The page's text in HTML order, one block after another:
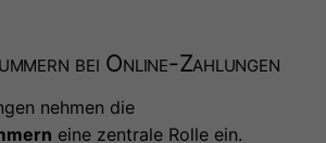
bei Online-Zahlungen
nehmen die
eine zentrale Rolle ein.